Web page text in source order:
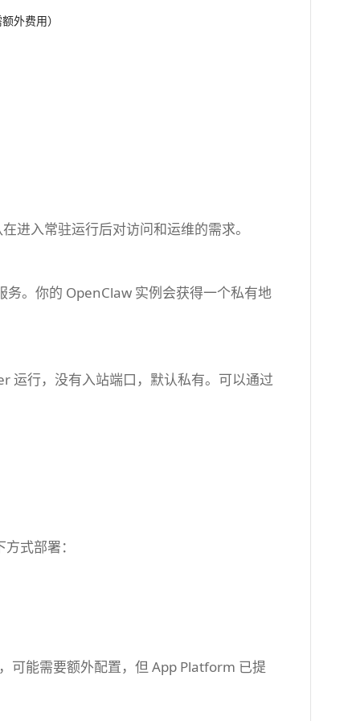
外费用）
进入常驻运行后对访问和运维的需求。
。你的 OpenClaw 实例会获得一个私有地
运行，没有入站端口，默认私有。可以通过
式部署：
可能需要额外配置，但 App Platform 已提